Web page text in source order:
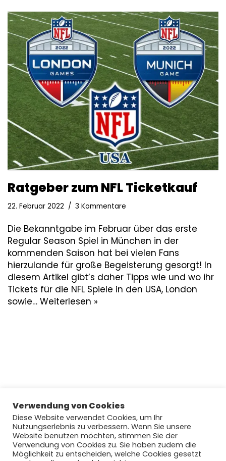
Ratgeber zum NFL Ticketkauf
22. Februar 2022 3 Kommentare
Die Bekanntgabe im Februar über das erste
Regular Season Spiel in München in der
kommenden Saison hat bei vielen Fans
hierzulande für große Begeisterung gesorgt! In
diesem Artikel gibt’s daher Tipps wie und wo ihr
Tickets für die NFL Spiele in den USA, London
sowie… Weiterlesen »
Verwendung von Cookies
Diese Website verwendet Cookies, um Ihr
Nutzungserlebnis zu verbessern. Wenn Sie unsere
Website benutzen möchten, stimmen Sie der
Verwendung von Cookies zu. Sie haben zudem die
Möglichkeit zu entscheiden, welche Cookies gesetzt